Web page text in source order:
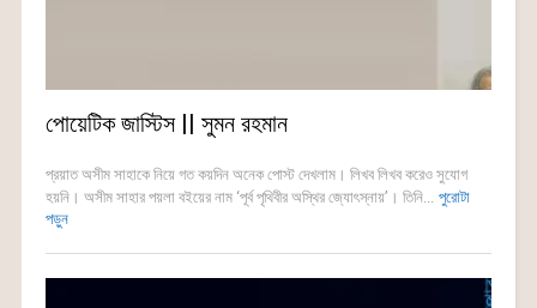
পোয়েটিক জাস্টিস || সুমন রহমান
প্রয়াত অসীম সাহাকে নিয়ে গত কয়দিন অনেক পোস্ট দেখলাম। লিখব লিখব করেও সুযোগ
হয়নি। অসীম সাহার পয়লা বইয়ের নাম ‘পূর্ব পৃথিবীর অস্থির জ্যোৎস্নায়’। তিনি... পুরোটা
পড়ুন